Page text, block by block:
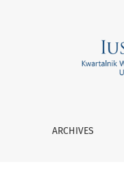
of necessary
ARCHIVES